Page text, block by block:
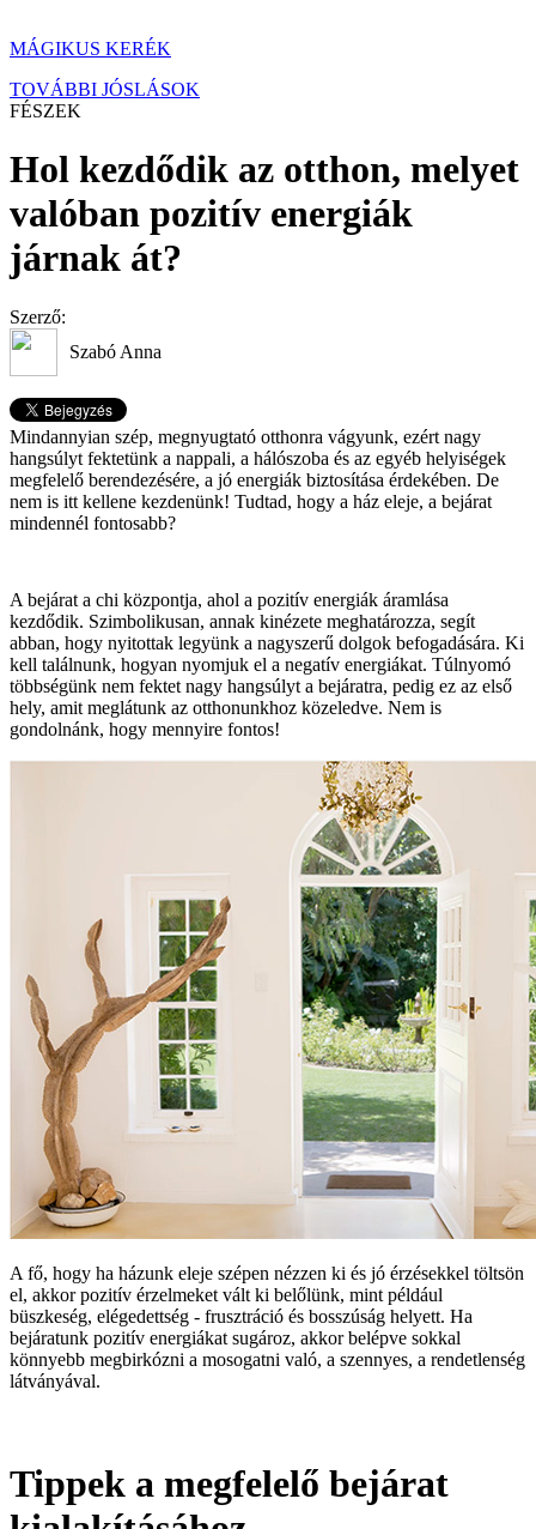
MÁGIKUS KERÉK
TOVÁBBI JÓSLÁSOK
FÉSZEK
Hol kezdődik az otthon, melyet
valóban pozitív energiák
járnak át?
Szerző:
Szabó Anna
Mindannyian szép, megnyugtató otthonra vágyunk, ezért nagy
hangsúlyt fektetünk a nappali, a hálószoba és az egyéb helyiségek
megfelelő berendezésére, a jó energiák biztosítása érdekében. De
nem is itt kellene kezdenünk! Tudtad, hogy a ház eleje, a bejárat
mindennél fontosabb?
A bejárat a chi központja, ahol a pozitív energiák áramlása
kezdődik. Szimbolikusan, annak kinézete meghatározza, segít
abban, hogy nyitottak legyünk a nagyszerű dolgok befogadására. Ki
kell találnunk, hogyan nyomjuk el a negatív energiákat. Túlnyomó
többségünk nem fektet nagy hangsúlyt a bejáratra, pedig ez az első
hely, amit meglátunk az otthonunkhoz közeledve. Nem is
gondolnánk, hogy mennyire fontos!
A fő, hogy ha házunk eleje szépen nézzen ki és jó érzésekkel töltsön
el, akkor pozitív érzelmeket vált ki belőlünk, mint például
büszkeség, elégedettség - frusztráció és bosszúság helyett. Ha
bejáratunk pozitív energiákat sugároz, akkor belépve sokkal
könnyebb megbirkózni a mosogatni való, a szennyes, a rendetlenség
látványával.
Tippek a megfelelő bejárat